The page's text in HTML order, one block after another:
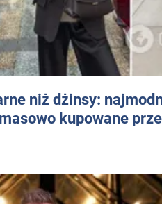
niż dżinsy:
kupowane